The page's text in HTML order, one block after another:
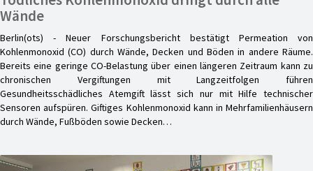
Wände
Berlin(ots) - Neuer Forschungsbericht bestätigt Permeation von
Kohlenmonoxid (CO) durch Wände, Decken und Böden in andere Räume.
Bereits eine geringe CO-Belastung über einen längeren Zeitraum kann zu
chronischen Vergiftungen mit Langzeitfolgen führen
Gesundheitsschädliches Atemgift lässt sich nur mit Hilfe technischer
Sensoren aufspüren. Giftiges Kohlenmonoxid kann in Mehrfamilienhäusern
durch Wände, Fußböden sowie Decken…